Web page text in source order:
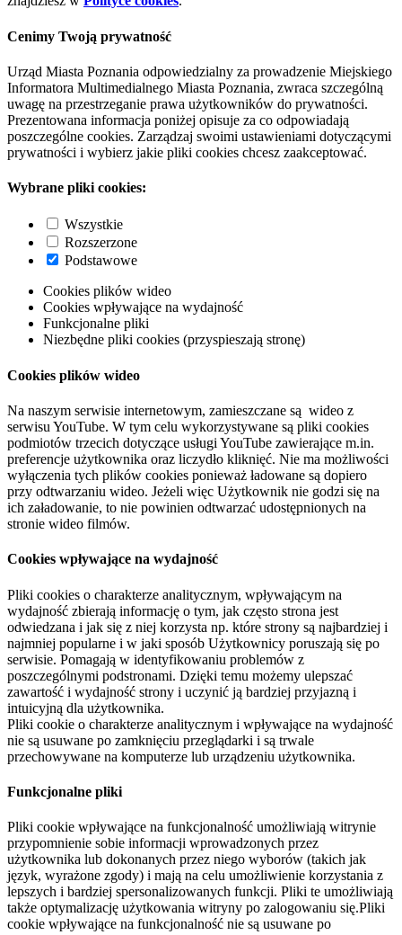
Cenimy Twoją prywatność
Urząd Miasta Poznania odpowiedzialny za prowadzenie Miejskiego
Informatora Multimedialnego Miasta Poznania, zwraca szczególną
uwagę na przestrzeganie prawa użytkowników do prywatności.
Prezentowana informacja poniżej opisuje za co odpowiadają
poszczególne cookies. Zarządzaj swoimi ustawieniami dotyczącymi
prywatności i wybierz jakie pliki cookies chcesz zaakceptować.
Wybrane pliki cookies:
Wszystkie
Rozszerzone
Podstawowe
Cookies plików wideo
Cookies wpływające na wydajność
Funkcjonalne pliki
Niezbędne pliki cookies (przyspieszają stronę)
Cookies plików wideo
Na naszym serwisie internetowym, zamieszczane są wideo z
serwisu YouTube. W tym celu wykorzystywane są pliki cookies
podmiotów trzecich dotyczące usługi YouTube zawierające m.in.
preferencje użytkownika oraz liczydło kliknięć. Nie ma możliwości
wyłączenia tych plików cookies ponieważ ładowane są dopiero
przy odtwarzaniu wideo. Jeżeli więc Użytkownik nie godzi się na
ich załadowanie, to nie powinien odtwarzać udostępnionych na
stronie wideo filmów.
Cookies wpływające na wydajność
Pliki cookies o charakterze analitycznym, wpływającym na
wydajność zbierają informację o tym, jak często strona jest
odwiedzana i jak się z niej korzysta np. które strony są najbardziej i
najmniej popularne i w jaki sposób Użytkownicy poruszają się po
serwisie. Pomagają w identyfikowaniu problemów z
poszczególnymi podstronami. Dzięki temu możemy ulepszać
zawartość i wydajność strony i uczynić ją bardziej przyjazną i
intuicyjną dla użytkownika.
Pliki cookie o charakterze analitycznym i wpływające na wydajność
nie są usuwane po zamknięciu przeglądarki i są trwale
przechowywane na komputerze lub urządzeniu użytkownika.
Funkcjonalne pliki
Pliki cookie wpływające na funkcjonalność umożliwiają witrynie
przypomnienie sobie informacji wprowadzonych przez
użytkownika lub dokonanych przez niego wyborów (takich jak
język, wyrażone zgody) i mają na celu umożliwienie korzystania z
lepszych i bardziej spersonalizowanych funkcji. Pliki te umożliwiają
także optymalizację użytkowania witryny po zalogowaniu się.Pliki
cookie wpływające na funkcjonalność nie są usuwane po